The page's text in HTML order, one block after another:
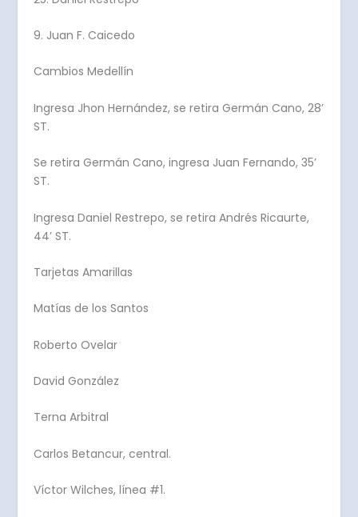
9. Juan F. Caicedo
Cambios Medellín
Ingresa Jhon Hernández, se retira Germán Cano, 28’
ST.
Se retira Germán Cano, ingresa Juan Fernando, 35’
ST.
Ingresa Daniel Restrepo, se retira Andrés Ricaurte,
44’ ST.
Tarjetas Amarillas
Matías de los Santos
Roberto Ovelar
David González
Terna Arbitral
Carlos Betancur, central.
Víctor Wilches, línea #1.